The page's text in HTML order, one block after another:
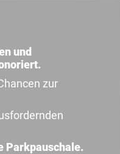
und
zur
Parkpauschale.